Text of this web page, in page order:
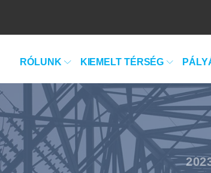
RÓLUNK KIEMELT TÉRSÉG